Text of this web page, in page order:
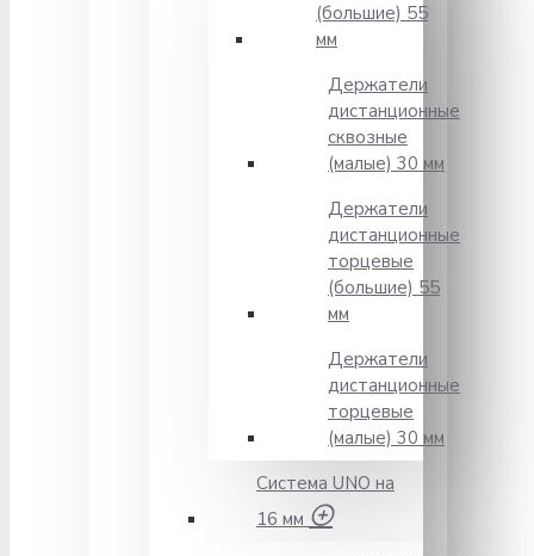
(большие) 55
мм
Держатели
дистанционные
сквозные
(малые) 30 мм
Держатели
дистанционные
торцевые
(большие) 55
мм
Держатели
дистанционные
торцевые
(малые) 30 мм
Система UNO на
16 мм